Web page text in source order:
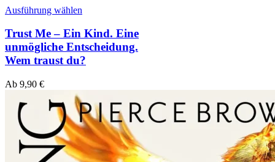
Ausführung wählen
Trust Me – Ein Kind. Eine
unmögliche Entscheidung.
Wem traust du?
Ab 9,90 €